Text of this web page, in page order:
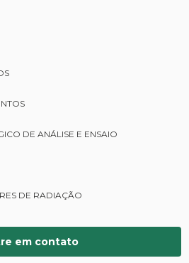
DE ANÁLISE E ENSAIO
DE RADIAÇÃO
RADIOGRÁFICOS
em contato